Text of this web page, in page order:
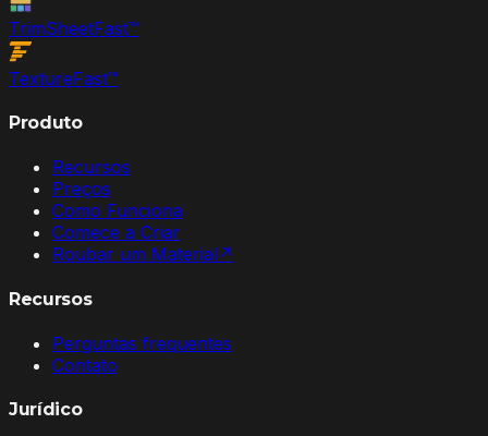
TrimSheetFast™
TextureFast™
Produto
Recursos
Preços
Como Funciona
Comece a Criar
Roubar um Material↗
Recursos
Perguntas frequentes
Contato
Jurídico